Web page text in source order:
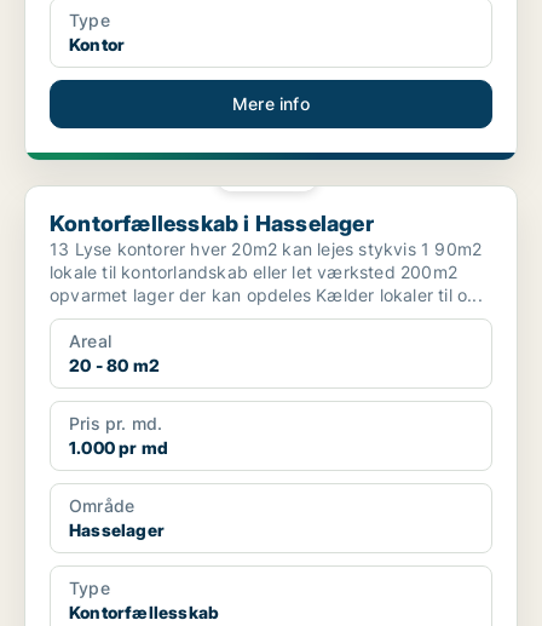
Type
Kontor
Mere info
Kontorfællesskab i Hasselager
Kontorfællesskab i Hasselager
13 Lyse kontorer hver 20m2 kan lejes stykvis 1 90m2
lokale til kontorlandskab eller let værksted 200m2
opvarmet lager der kan opdeles Kælder lokaler til o...
Areal
20 - 80 m2
Pris pr. md.
1.000 pr md
Område
Hasselager
Type
Kontorfællesskab